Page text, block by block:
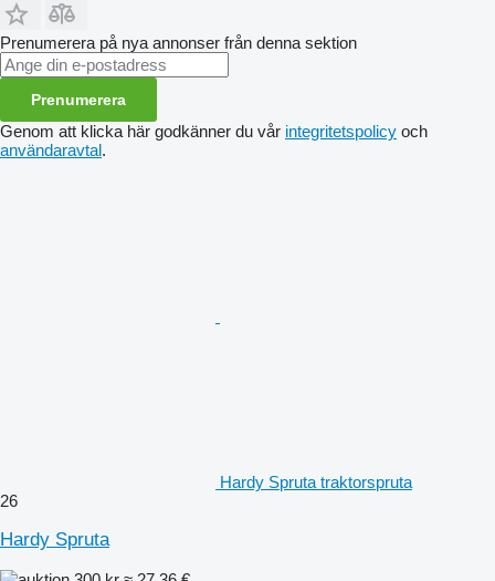
Prenumerera på nya annonser från denna sektion
Prenumerera
Genom att klicka här godkänner du vår integritetspolicy och
användaravtal.
Hardy Spruta traktorspruta
26
Hardy Spruta